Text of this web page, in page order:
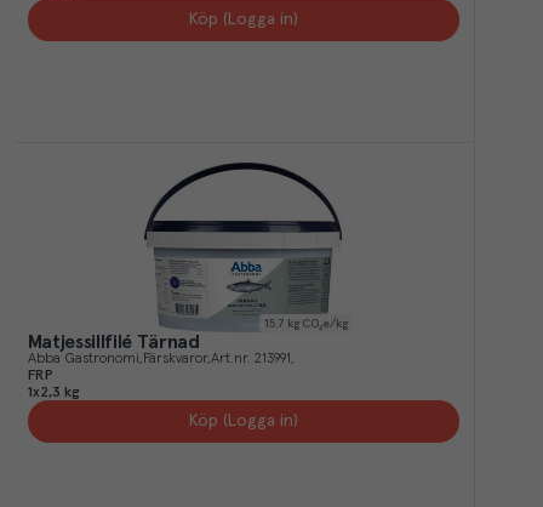
Köp (Logga in)
15.7 kg CO₂e/kg
Matjessillfilé Tärnad
Abba Gastronomi Färskvaror Art.nr. 213991
FRP
1x2,3 kg
Köp (Logga in)